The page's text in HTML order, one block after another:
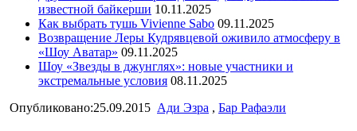
известной байкерши 10.11.2025
Как выбрать тушь Vivienne Sabo 09.11.2025
Возвращение Леры Кудрявцевой оживило атмосферу в
«Шоу Аватар» 09.11.2025
Шоу «Звезды в джунглях»: новые участники и
экстремальные условия 08.11.2025
Опубликовано:25.09.2015 Ади Эзра , Бар Рафаэли